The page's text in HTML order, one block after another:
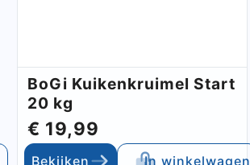
BoGi Kuikenkruimel Start
20 kg
€ 19,99
Bekijken In winkelwagen